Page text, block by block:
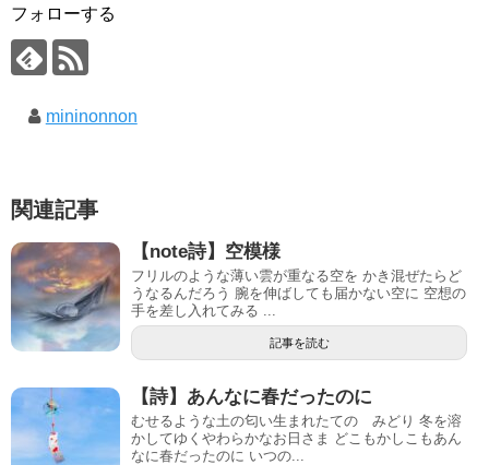
フォローする
mininonnon
関連記事
【note詩】空模様
フリルのような薄い雲が重なる空を かき混ぜたらど
うなるんだろう 腕を伸ばしても届かない空に 空想の
手を差し入れてみる ...
記事を読む
【詩】あんなに春だったのに
むせるような土の匂い生まれたての みどり 冬を溶
かしてゆくやわらかなお日さま どこもかしこもあん
なに春だったのに いつの...